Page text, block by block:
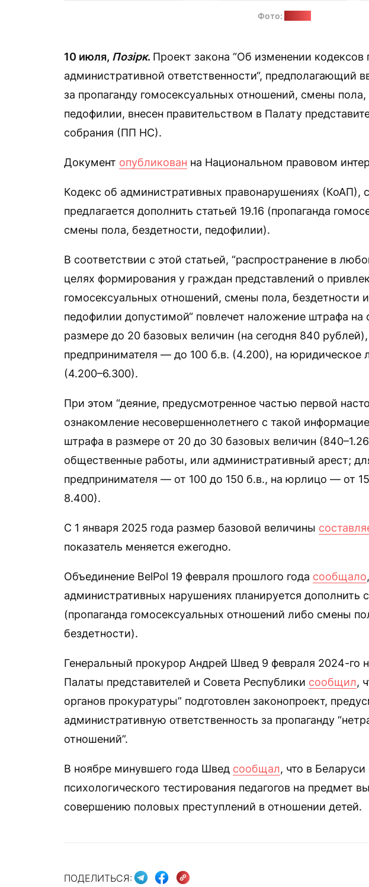
Фото:
10 июля, Позірк. Проект закона “Об изменении кодексов
административной ответственности“, предполагающий
за пропаганду гомосексуальных отношений, смены пола,
педофилии, внесен правительством в Палату
собрания (ПП НС).
Документ опубликован на Национальном правовом
Кодекс об административных правонарушениях (КоАП),
предлагается дополнить статьей 19.16 (пропаганда
смены пола, бездетности, педофилии).
В соответствии с этой статьей, “распространение в
целях формирования у граждан представлений о
гомосексуальных отношений, смены пола, бездетности
педофилии допустимой“ повлечет наложение штрафа на
размере до 20 базовых величин (на сегодня 840
предпринимателя — до 100 б.в. (4.200), на юридическое
(4.200–6.300).
При этом “деяние, предусмотренное частью первой
ознакомление несовершеннолетнего с такой
штрафа в размере от 20 до 30 базовых величин
общественные работы, или административный арест;
предпринимателя — от 100 до 150 б.в., на юрлицо — от
8.400).
С 1 января 2025 года размер базовой величины
показатель меняется ежегодно.
Объединение BelPol 19 февраля прошлого года сообщало
административных нарушениях планируется дополнить
(пропаганда гомосексуальных отношений либо смены
бездетности).
Генеральный прокурор Андрей Швед 9 февраля 2024-го
Палаты представителей и Совета Республики сообщил,
органов прокуратуры” подготовлен законопроект,
административную ответственность за пропаганду
отношений”.
В ноябре минувшего года Швед сообщал, что в
психологического тестирования педагогов на предмет
совершению половых преступлений в отношении детей.
ПОДЕЛИТЬСЯ: